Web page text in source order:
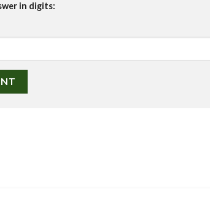
in digits: